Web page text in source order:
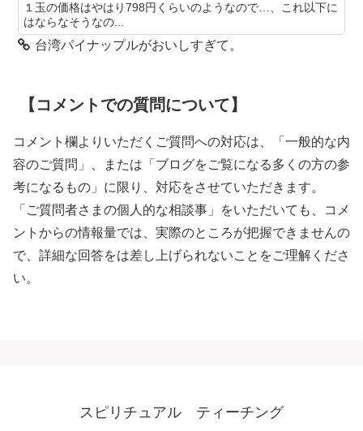
１玉の価格はやはり798円くらいのようなので…、これ以下に
はならなそうなの...
台湾パイナップルがおいしすぎて。
【コメントでの質問について】
コメント欄よりいただくご質問への対応は、「一般的な内
容のご質問」、または「ブログをご覧になる多くの方の参
考になるもの」に限り、対応をさせていただきます。
「ご質問者さまの個人的な相談事」をいただいても、コメ
ントからの情報量では、実際のところが把握できませんの
で、詳細な回答をは差し上げられないことをご理解くださ
い。
スピリチュアル ティーチング